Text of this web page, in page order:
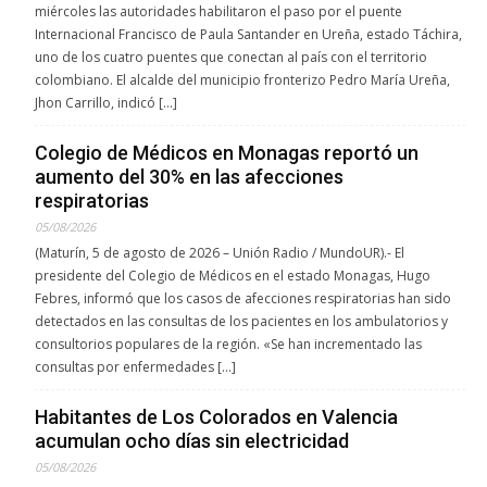
miércoles las autoridades habilitaron el paso por el puente
Internacional Francisco de Paula Santander en Ureña, estado Táchira,
uno de los cuatro puentes que conectan al país con el territorio
colombiano. El alcalde del municipio fronterizo Pedro María Ureña,
Jhon Carrillo, indicó […]
Colegio de Médicos en Monagas reportó un
aumento del 30% en las afecciones
respiratorias
05/08/2026
(Maturín, 5 de agosto de 2026 – Unión Radio / MundoUR).- El
presidente del Colegio de Médicos en el estado Monagas, Hugo
Febres, informó que los casos de afecciones respiratorias han sido
detectados en las consultas de los pacientes en los ambulatorios y
consultorios populares de la región. «Se han incrementado las
consultas por enfermedades […]
Habitantes de Los Colorados en Valencia
acumulan ocho días sin electricidad
05/08/2026